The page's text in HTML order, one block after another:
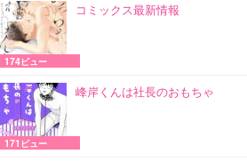
コミックス最新情報
174ビュー
峰岸くんは社長のおもちゃ
171ビュー